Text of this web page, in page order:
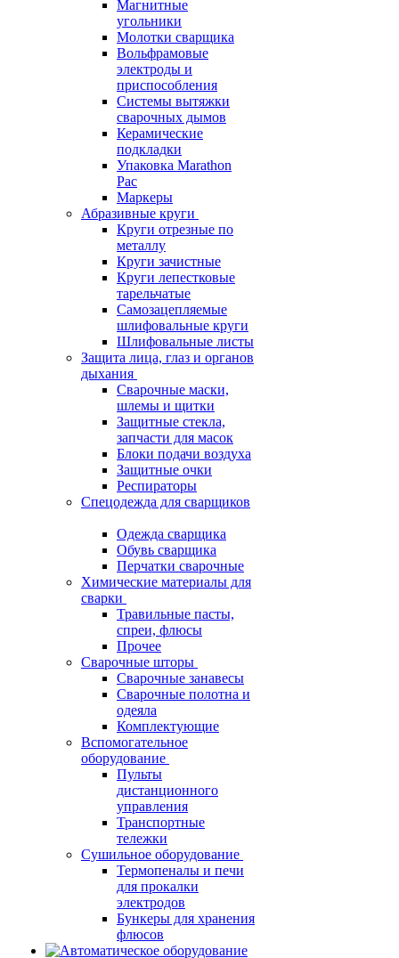
Магнитные
угольники
Молотки сварщика
Вольфрамовые
электроды и
приспособления
Системы вытяжки
сварочных дымов
Керамические
подкладки
Упаковка Marathon
Pac
Маркеры
Абразивные круги
Круги отрезные по
металлу
Круги зачистные
Круги лепестковые
тарельчатые
Самозацепляемые
шлифовальные круги
Шлифовальные листы
Защита лица, глаз и органов
дыхания
Сварочные маски,
шлемы и щитки
Защитные стекла,
запчасти для масок
Блоки подачи воздуха
Защитные очки
Респираторы
Спецодежда для сварщиков
Одежда сварщика
Обувь сварщика
Перчатки сварочные
Химические материалы для
сварки
Травильные пасты,
спреи, флюсы
Прочее
Сварочные шторы
Сварочные занавесы
Сварочные полотна и
одеяла
Комплектующие
Вспомогательное
оборудование
Пульты
дистанционного
управления
Транспортные
тележки
Сушильное оборудование
Термопеналы и печи
для прокалки
электродов
Бункеры для хранения
флюсов